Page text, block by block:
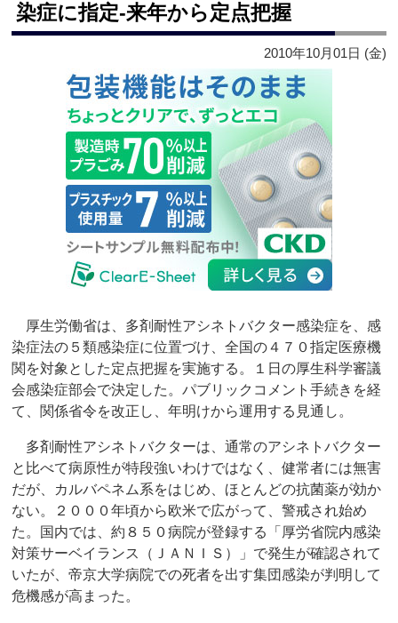
染症に指定‐来年から定点把握
2010年10月01日 (金)
厚生労働省は、多剤耐性アシネトバクター感染症を、感
染症法の５類感染症に位置づけ、全国の４７０指定医療機
関を対象とした定点把握を実施する。１日の厚生科学審議
会感染症部会で決定した。パブリックコメント手続きを経
て、関係省令を改正し、年明けから運用する見通し。
多剤耐性アシネトバクターは、通常のアシネトバクター
と比べて病原性が特段強いわけではなく、健常者には無害
だが、カルバペネム系をはじめ、ほとんどの抗菌薬が効か
ない。２０００年頃から欧米で広がって、警戒され始め
た。国内では、約８５０病院が登録する「厚労省院内感染
対策サーベイランス（ＪＡＮＩＳ）」で発生が確認されて
いたが、帝京大学病院での死者を出す集団感染が判明して
危機感が高まった。